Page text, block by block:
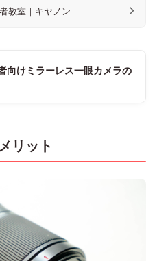
教室｜キヤノン
向けミラーレス一眼カメラの
リット